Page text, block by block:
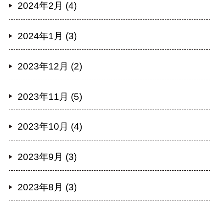
2024年2月 (4)
2024年1月 (3)
2023年12月 (2)
2023年11月 (5)
2023年10月 (4)
2023年9月 (3)
2023年8月 (3)